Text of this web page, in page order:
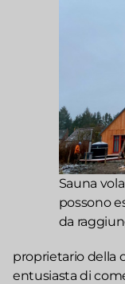
Sauna
possono
da
proprietario della
entusiasta di